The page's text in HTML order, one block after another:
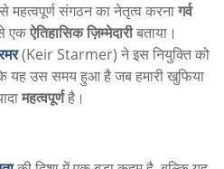
संगठन का नेतृत्व करनागर्व
एकऐतिहासिक ज़िम्मेदारीबताया।
(Keir Starmer) ने इस नियुक्ति को
यह उस समय हुआ है जब हमारी खुफिया
महत्वपूर्णहै।